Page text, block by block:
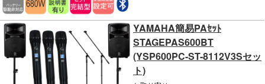
YAMAHA簡易PAｾｯﾄ
STAGEPAS600BT
(YSP600PC-ST-8112V3Sセッ
ト)